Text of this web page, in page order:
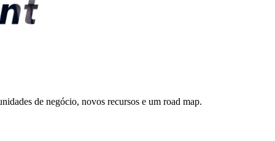
de negócio, novos recursos e um road map.